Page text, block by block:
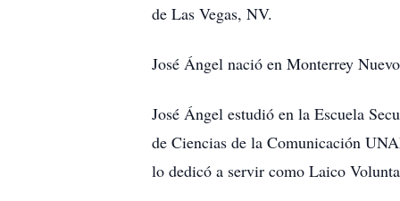
de Las Vegas, NV.
José Ángel nació en Monterrey
José Ángel estudió en la Escuela
de Ciencias de la Comunicación
lo dedicó a servir como Laico